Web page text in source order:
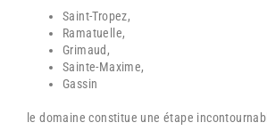
Saint-Tropez,
Ramatuelle,
Grimaud ,
Sainte-Maxime,
Gassin
le domaine constitue une étape